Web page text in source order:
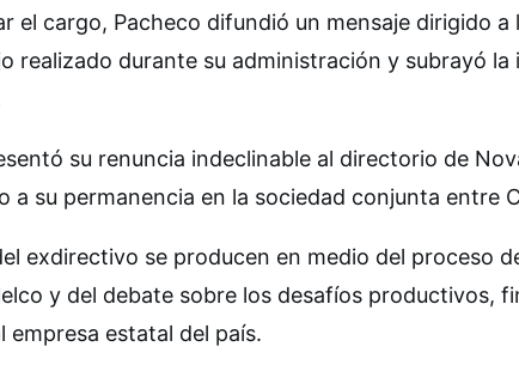
el cargo, Pacheco difundió un mensaje dirigido
realizado durante su administración y subrayó
su renuncia indeclinable al directorio de
a su permanencia en la sociedad conjunta entre
exdirectivo se producen en medio del proceso
y del debate sobre los desafíos productivos,
empresa estatal del país.